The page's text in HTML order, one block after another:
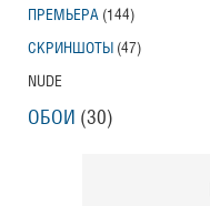
ПРЕМЬЕРА (144)
СКРИНШОТЫ (47)
NUDE
ОБОИ (30)